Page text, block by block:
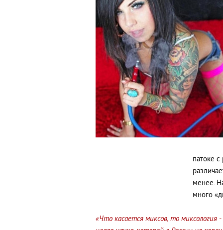
патоке
менее.
много
«Что касается миксов, то миксология